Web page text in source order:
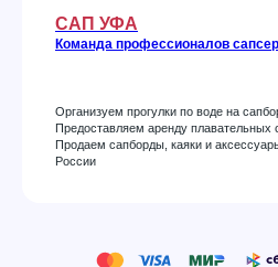
САП УФА
Команда профессионалов
Организуем прогулки по воде на
Предоставляем аренду плавательных
Продаем сапборды, каяки и
России